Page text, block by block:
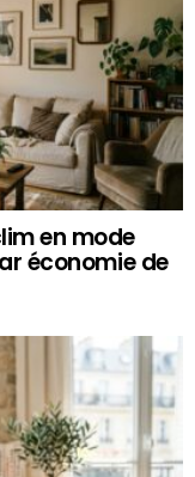
en mode
économie de